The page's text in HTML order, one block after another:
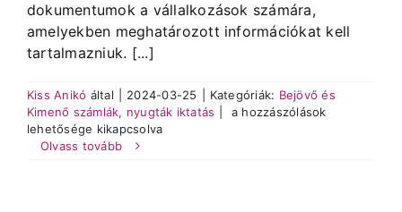
dokumentumok a vállalkozások számára,
amelyekben meghatározott információkat kell
tartalmazniuk. [...]
Kiss Anikó által 2024-03-25 Kategóriák: Bejövő és
Kimenő számlák, nyugták iktatás
Milyen
a hozzászólások
lehetősége kikapcsolva
Olvass tovább